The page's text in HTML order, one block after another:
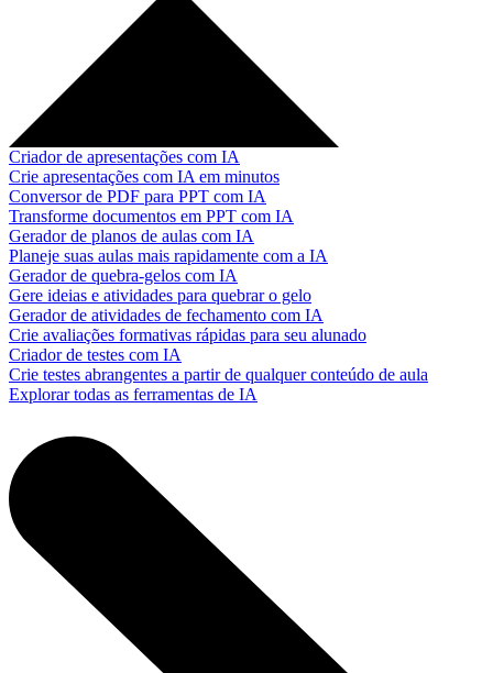
Criador de apresentações com IA
Crie apresentações com IA em minutos
Conversor de PDF para PPT com IA
Transforme documentos em PPT com IA
Gerador de planos de aulas com IA
Planeje suas aulas mais rapidamente com a IA
Gerador de quebra-gelos com IA
Gere ideias e atividades para quebrar o gelo
Gerador de atividades de fechamento com IA
Crie avaliações formativas rápidas para seu alunado
Criador de testes com IA
Crie testes abrangentes a partir de qualquer conteúdo de aula
Explorar todas as ferramentas de IA